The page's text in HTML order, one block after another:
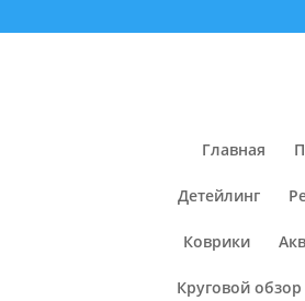
Главная
Детейлинг
Коврики
Круговой обзор